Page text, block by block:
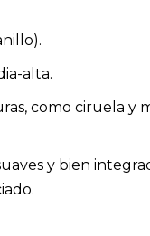
alta.
como ciruela
y bien